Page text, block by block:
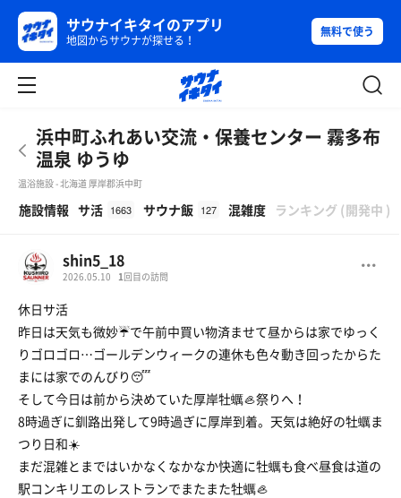
サウナイキタイのアプリ
地図からサウナが探せる！
無料で使う
浜中町ふれあい交流・保養センター 霧多布
温泉 ゆうゆ
温浴施設 - 北海道 厚岸郡浜中町
施設情報 サ活 1663 サウナ飯 127 混雑度 ランキング (開発中 )
shin5_18
2026.05.10 1 回目の訪問
休日サ活
昨日は天気も微妙☔️で午前中買い物済ませて昼からは家でゆっく
りゴロゴロ…ゴールデンウィークの連休も色々動き回ったからた
まには家でのんびり😴
そして今日は前から決めていた厚岸牡蠣🦪祭りへ！
8時過ぎに釧路出発して9時過ぎに厚岸到着。天気は絶好の牡蠣ま
つり日和☀️
まだ混雑とまではいかなくなかなか快適に牡蠣も食べ昼食は道の
駅コンキリエのレストランでまたまた牡蠣🦪